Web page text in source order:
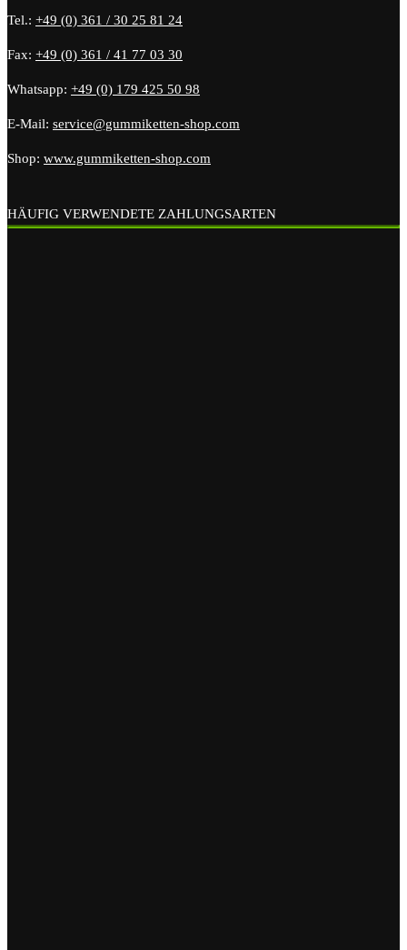
Tel.: +49 (0) 361 / 30 25 81 24
Fax: +49 (0) 361 / 41 77 03 30
Whatsapp: +49 (0) 179 425 50 98
E-Mail: service@gummiketten-shop.com
Shop: www.gummiketten-shop.com
HÄUFIG VERWENDETE ZAHLUNGSARTEN